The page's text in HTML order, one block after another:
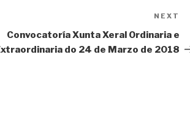
NEXT
Convocatoría Xunta Xeral Ordinaria e
do 24 de Marzo de 2018